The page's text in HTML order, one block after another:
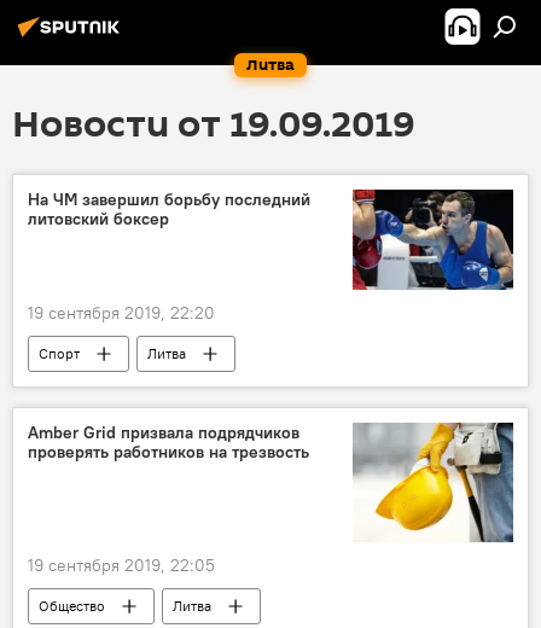
Литва
Новости от 19.09.2019
На ЧМ завершил борьбу последний
литовский боксер
19 сентября 2019, 22:20
Спорт Литва
Amber Grid призвала подрядчиков
проверять работников на трезвость
19 сентября 2019, 22:05
Общество Литва